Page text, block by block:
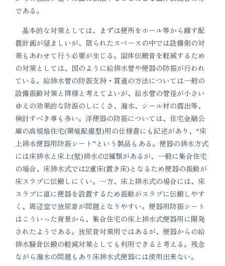
である。
基本的な対策としては、まずは便所をホール等から離す配
置計画が望ましいが、限られたスペースの中では設備側の対
策もあわせて行う必要が生じる。固体伝搬音を軽減するため
の対策としては、図のように給排水管や便器の防振が行われ
ている。給排水管の防振支持・貫通の方法については一般の
設備振動対策と同様と考えてよいが、給水管の管径が小さい
ゆえの効果的な防振のしにくさ、漏水、シール材の露出等、
検討すべき事も多い。洋便器の防振については、住宅金融公
庫の高規格住宅(環境配慮型)用の仕様書にも記述があり、“床
上排水便器用防振シート”という製品もある。便器の排水方式
には床排水と床上(壁)排水の2種類があるが、一般に集合住宅
の場合、床排水式では2重床(置き床)となるため便器の振動が
床スラブに伝搬しにくい。一方、床上排水式の場合には、床
スラブに直に便器を設置するため振動がスラブに伝搬しやす
く、周辺室で放尿音が問題となりやすい。便器用防振シート
はこういった背景から、集合住宅の床上排水式便器用に開発
されたようである。放尿音対策用ではあるが、便器からの給
排水騒音伝搬の軽減対策としても利用できると考える。残念
ながら漏水の問題もあり床排水式便器には使用出来ない。